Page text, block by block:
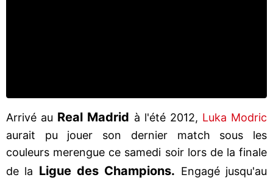
Arrivé au Real Madrid à l'été 2012, Luka Modric
aurait pu jouer son dernier match sous les
couleurs merengue ce samedi soir lors de la finale
de la Ligue des Champions. Engagé jusqu'au